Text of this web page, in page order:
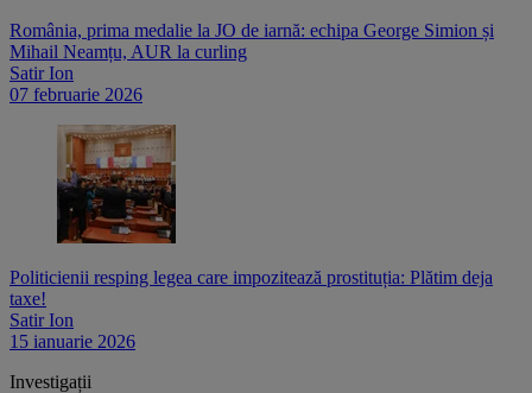
România, prima medalie la JO de iarnă: echipa George Simion și
Mihail Neamțu, AUR la curling
Satir Ion
07 februarie 2026
Politicienii resping legea care impozitează prostituția: Plătim deja
taxe!
Satir Ion
15 ianuarie 2026
Investigații